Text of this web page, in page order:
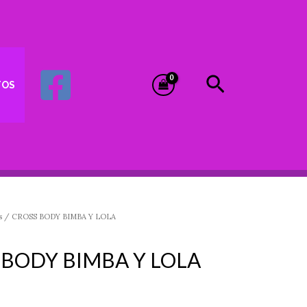
Buscar
/ CROSS BODY BIMBA Y LOLA
BODY BIMBA Y LOLA